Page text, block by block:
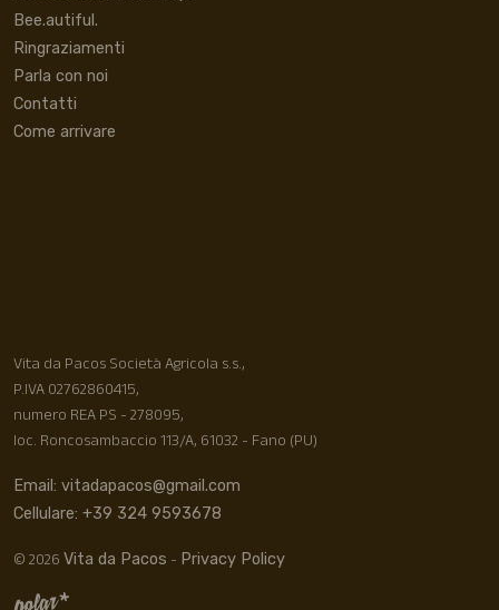
Bee.autiful.
Ringraziamenti
Parla con noi
Contatti
Come arrivare
Vita da Pacos Società Agricola s.s.,
P.IVA 02762860415,
numero REA PS - 278095,
loc. Roncosambaccio 113/A, 61032 - Fano (PU)
Email: vitadapacos@gmail.com
Cellulare: +39 324 9593678
© 2026 Vita da Pacos - Privacy Policy